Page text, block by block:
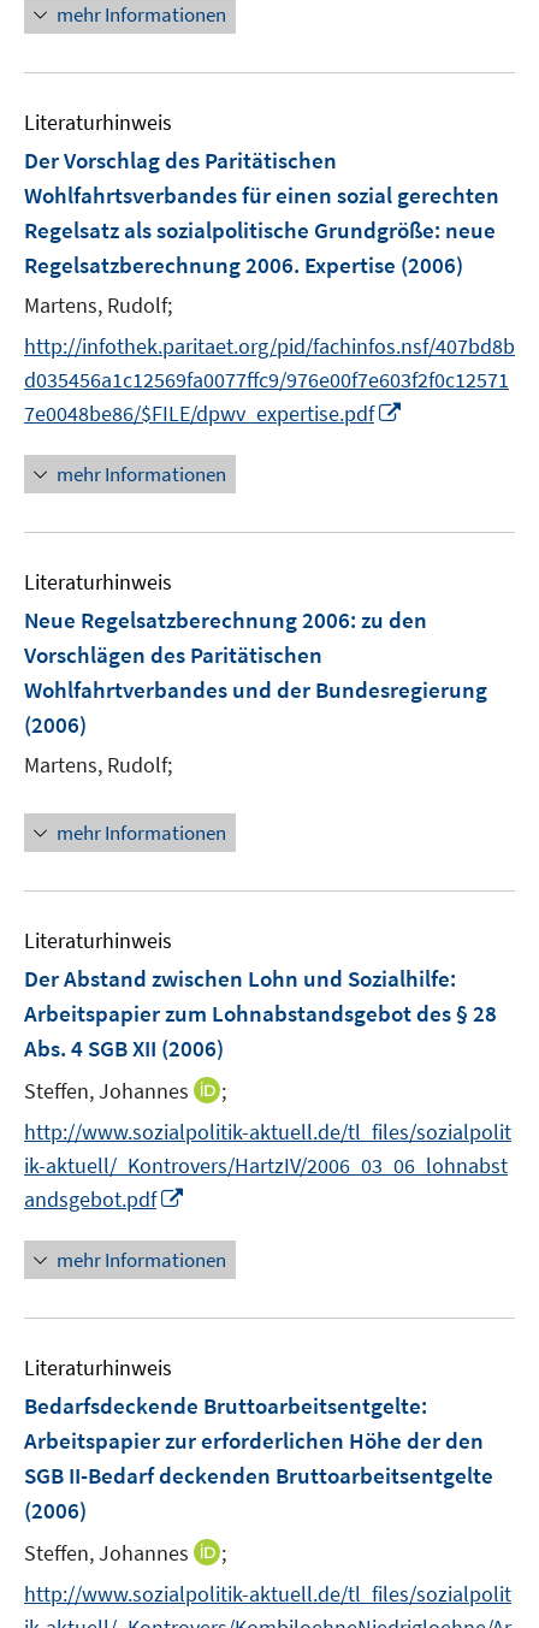
ö
e
n
mehr Informationen
Literaturhinweis
Der Vorschlag des Paritätischen
Wohlfahrtsverbandes für einen sozial gerechten
Regelsatz als sozialpolitische Grundgröße: neue
Regelsatzberechnung 2006. Expertise (2006)
Martens, Rudolf;
http://infothek.paritaet.org/pid/fachinfos.nsf/407bd8b
d035456a1c12569fa0077ffc9/976e00f7e603f2f0c12571
7e0048be86/$FILE/dpwv_expertise.pdf
u
F
s
n
mehr Informationen
Literaturhinweis
Neue Regelsatzberechnung 2006: zu den
Vorschlägen des Paritätischen
Wohlfahrtverbandes und der Bundesregierung
(2006)
Martens, Rudolf;
mehr Informationen
Literaturhinweis
Der Abstand zwischen Lohn und Sozialhilfe:
Arbeitspapier zum Lohnabstandsgebot des § 28
Abs. 4 SGB XII (2006)
Steffen, Johannes
I
n
n
e
e
m
e
t
e
f
n
e
;
http://www.sozialpolitik-aktuell.de/tl_files/sozialpolit
ik-aktuell/_Kontrovers/HartzIV/2006_03_06_lohnabst
andsgebot.pdf
n
e
u
F
n
s
e
ö
mehr Informationen
Literaturhinweis
Bedarfsdeckende Bruttoarbeitsentgelte:
Arbeitspapier zur erforderlichen Höhe der den
SGB II-Bedarf deckenden Bruttoarbeitsentgelte
(2006)
Steffen, Johannes
I
n
n
;
http://www.sozialpolitik-aktuell.de/tl_files/sozialpolit